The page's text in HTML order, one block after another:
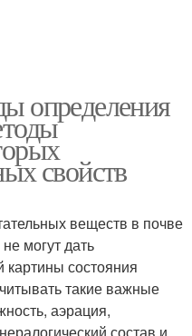
определения
свойств
веществ в почве
могут дать
состояния
такие важные
аэрация,